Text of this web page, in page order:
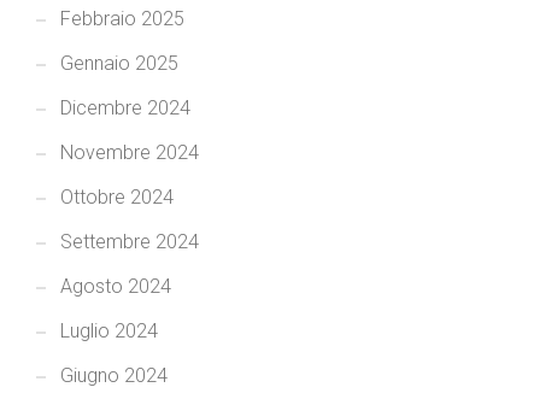
Febbraio 2025
Gennaio 2025
Dicembre 2024
Novembre 2024
Ottobre 2024
Settembre 2024
Agosto 2024
Luglio 2024
Giugno 2024